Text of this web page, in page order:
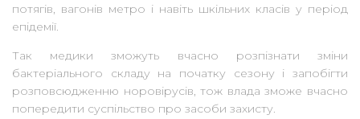
потягів, вагонів метро і навіть шкільних класів у період
епідемії.
Так медики зможуть вчасно розпізнати зміни
бактеріального складу на початку сезону і запобігти
розповсюдженню норовірусів, тож влада зможе вчасно
попередити суспільство про засоби захисту.